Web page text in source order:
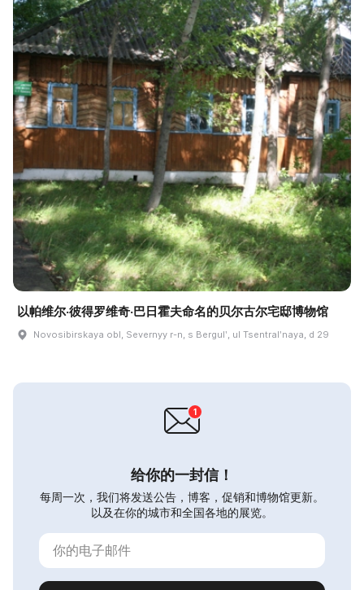
以帕维尔·彼得罗维奇·巴日霍夫命名的贝尔古尔宅邸博物馆
Novosibirskaya obl, Severnyy r-n, s Bergulʹ, ul Tsentralʹnaya, d 29
给你的一封信！
每周一次，我们将发送公告，博客，促销和博物馆更新。
以及在你的城市和全国各地的展览。